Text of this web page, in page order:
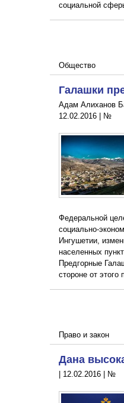
социальной
Общество
Галашки
Адам Алиханов
12.02.2016
№
Федеральной
социально-
Ингушетии,
населенных
Предгорные
стороне от этого
Право и закон
Дана
12.02.2016 №